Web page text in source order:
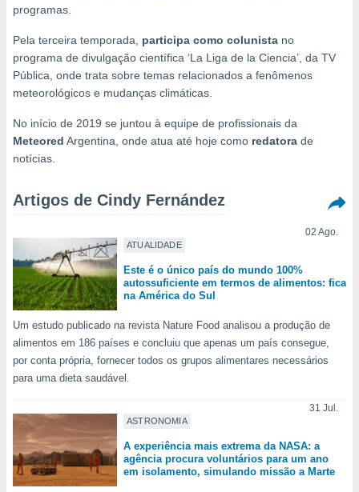
permite-
de alta
a
todos os
o
no
como
lhe
e
com
nossa
e
a
ACEITAR
CONFIGURAÇÕES
programas.
Pela terceira temporada, participa como colunista no
programa de divulgação científica ‘La Liga de la Ciencia’, da TV
Pública, onde trata sobre temas relacionados a fenômenos
meteorológicos e mudanças climáticas.
No início de 2019 se juntou à equipe de profissionais da
Meteored Argentina, onde atua até hoje como redatora de
notícias.
Artigos de Cindy Fernández
ATUALIDADE
02 Ago.
Este é o único país do mundo 100%
autossuficiente em termos de alimentos: fica
na América do Sul
Um estudo publicado na revista Nature Food analisou a produção de
alimentos em 186 países e concluiu que apenas um país consegue,
por conta própria, fornecer todos os grupos alimentares necessários
para uma dieta saudável.
ASTRONOMIA
31 Jul.
A experiência mais extrema da NASA: a
agência procura voluntários para um ano
em isolamento, simulando missão a Marte